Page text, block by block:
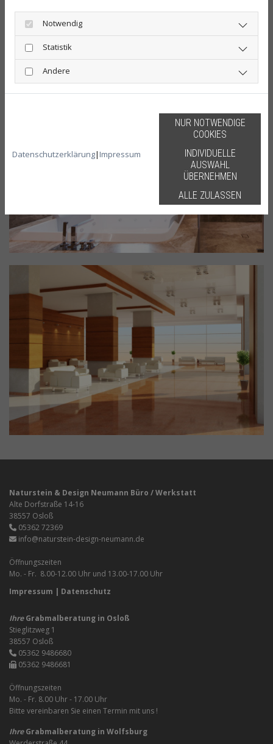
Naturstein & Design Neumann Büro / Werkstatt
Alte Dorfstraße 14-16
38557 Osloß
05362 72369
info@naturstein-design-neumann.de
Öffnungszeiten
Mo. - Fr. 8.00-12.00 Uhr und 13.00-17.00 Uhr
Impressum | Datenschutz
IhreGrabmalberatung in Osloß
Stieglitzweg 1
38557 Osloß
05362 9486680
05362 9486681
Öffnungszeiten
Mo. - Fr. 8.00 Uhr - 17.00 Uhr
Bitte vereinbaren Sie einen Termin mit uns !
IhreGrabmalberatung in Wolfsburg
Notwendig
Statistik
Andere
Datenschutzerklärung| Impressum
NUR NOTWENDIGE
COOKIES
INDIVIDUELLE
AUSWAHL
ÜBERNEHMEN
ALLE ZULASSEN